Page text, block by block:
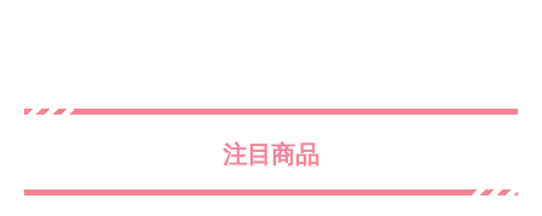
注目商品